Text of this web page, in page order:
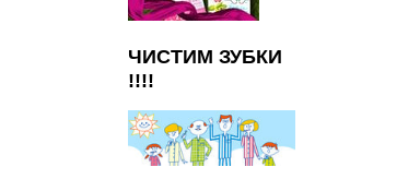
ЧИСТИМ ЗУБКИ
!!!!